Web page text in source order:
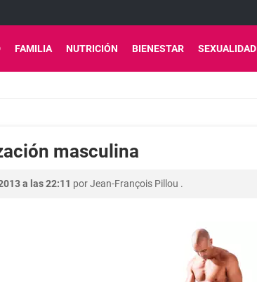
FAMILIA NUTRICIÓN BIENESTAR SEXUALIDAD
masculina
a las 22:11 porJean-François Pillou .